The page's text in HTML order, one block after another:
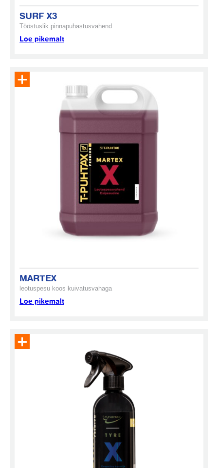
SURF X3
Tööstuslik pinnapuhastusvahend
Loe pikemalt
Eemalda toode päringukorvist
MARTEX
leotuspesu koos kuivatusvahaga
Loe pikemalt
Eemalda toode päringukorvist